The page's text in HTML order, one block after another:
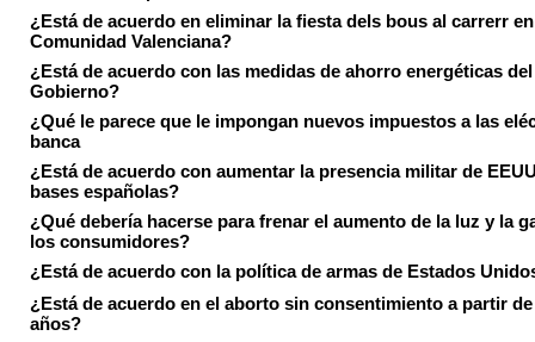
¿Está de acuerdo en eliminar la fiesta dels bous al carrerr
Comunidad Valenciana?
¿Está de acuerdo con las medidas de ahorro energéticas del
Gobierno?
¿Qué le parece que le impongan nuevos impuestos a las
banca
¿Está de acuerdo con aumentar la presencia militar de
bases españolas?
¿Qué debería hacerse para frenar el aumento de la luz y la
los consumidores?
¿Está de acuerdo con la política de armas de Estados
¿Está de acuerdo en el aborto sin consentimiento a partir
años?